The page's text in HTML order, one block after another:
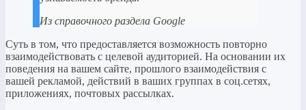
Из справочного раздела Google
Суть в том, что предоставляется возможность повторно
взаимодействовать с целевой аудиторией. На основании их
поведения на вашем сайте, прошлого взаимодействия с
вашей рекламой, действий в ваших группах в соц.сетях,
приложениях, почтовых рассылках.